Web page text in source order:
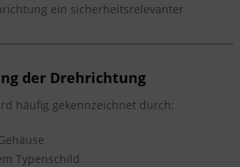
ein sicherheitsrelevanter
der Drehrichtung
häufig gekennzeichnet durch:
Typenschild